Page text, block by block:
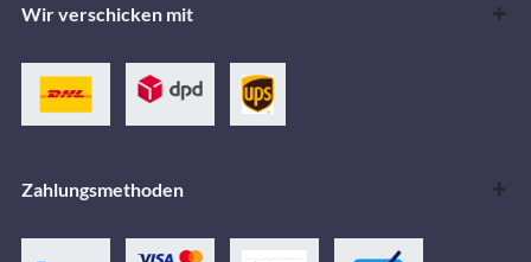
Wir verschicken mit
Zahlungsmethoden